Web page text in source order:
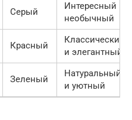
Серый
Интересный и
необычный
Красный
Классический
и элегантный
Зеленый
Натуральный
и уютный